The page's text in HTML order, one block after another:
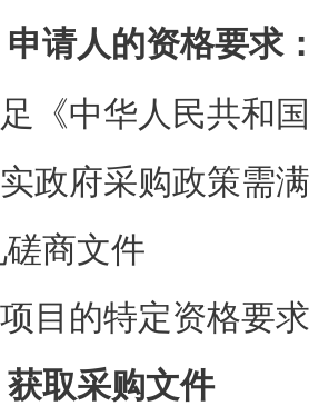
请人的资格要求
《中华人民共和
政府采购政策需
商文件
目的特定资格要
获取采购文件